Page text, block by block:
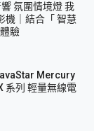
氛圍情境燈 我
機｜結合「 智慧
驗
Mercury
系列 輕量無線電